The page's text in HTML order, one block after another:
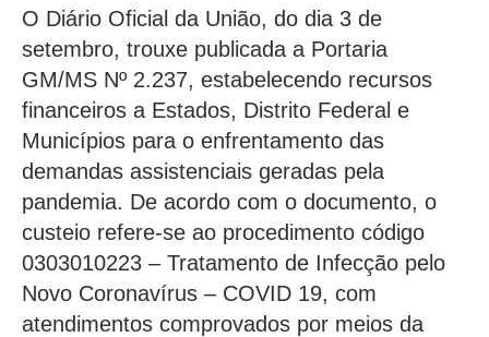
O Diário Oficial da União, do dia 3 de
setembro, trouxe publicada a Portaria
GM/MS Nº 2.237, estabelecendo recursos
financeiros a Estados, Distrito Federal e
Municípios para o enfrentamento das
demandas assistenciais geradas pela
pandemia. De acordo com o documento, o
custeio refere-se ao procedimento código
0303010223 – Tratamento de Infecção pelo
Novo Coronavírus – COVID 19, com
atendimentos comprovados por meios da